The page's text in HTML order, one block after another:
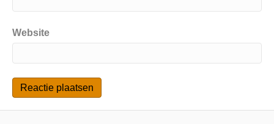
Website